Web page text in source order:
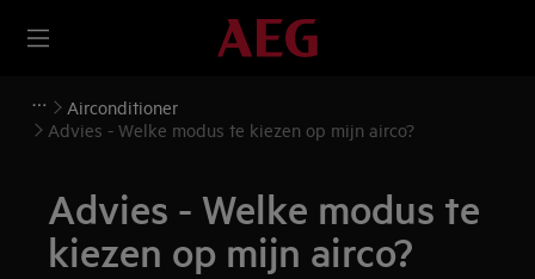
Airconditioner
Advies - Welke modus te kiezen op mijn airco?
Advies - Welke modus te
kiezen op mijn airco?